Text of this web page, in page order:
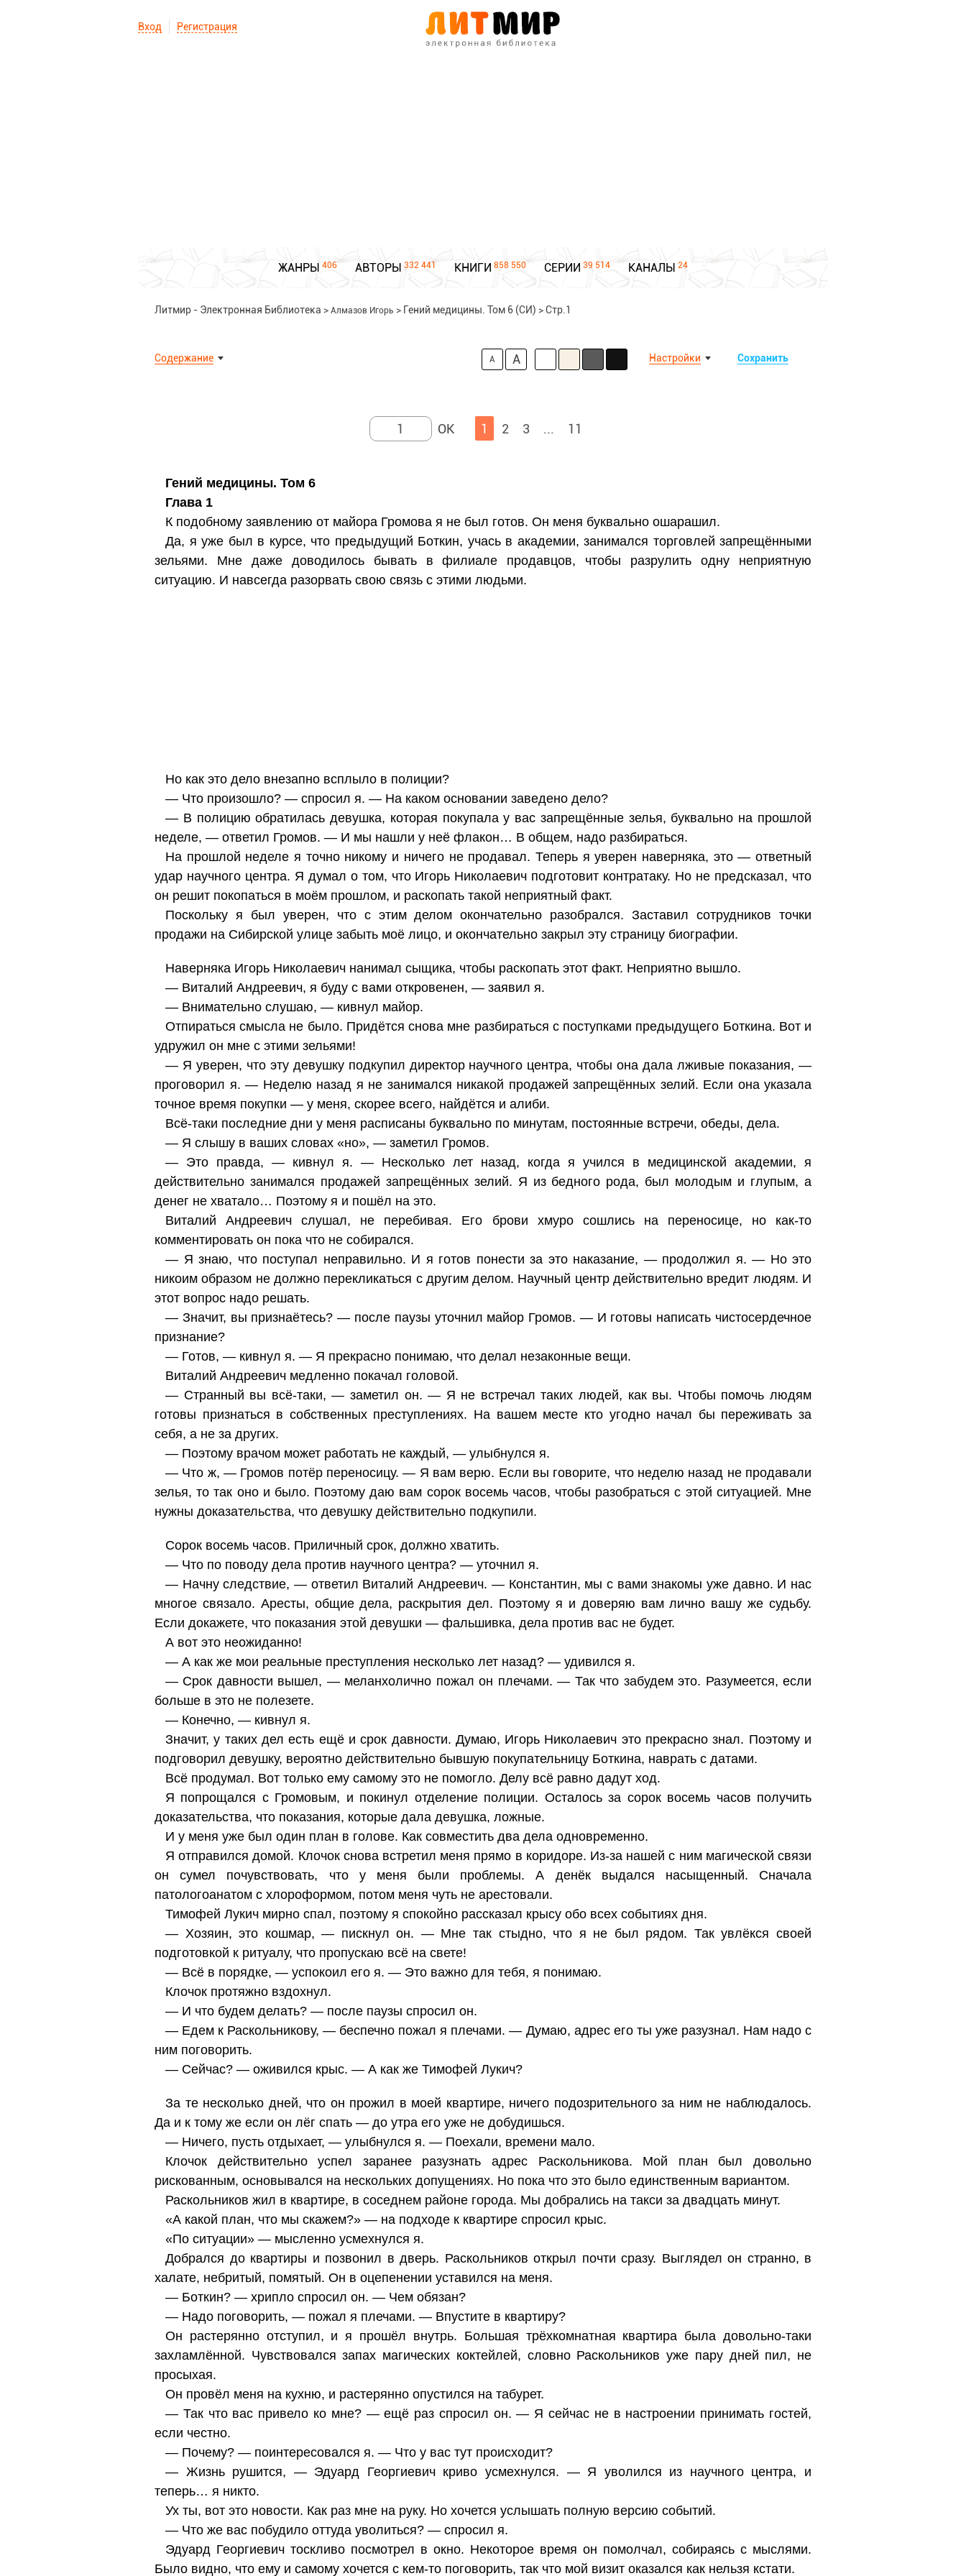
Вход Регистрация
ЖАНРЫ 406 АВТОРЫ 332 441 КНИГИ 858 550 СЕРИИ 39 514 КАНАЛЫ 24
Литмир - Электронная Библиотека > Алмазов Игорь > Гений медицины. Том 6 (СИ) >Стр.1
Содержание Сохранить
Настройки
A A
1 2 3 ... 11
Гений медицины. Том 6
Глава 1
К подобному заявлению от майора Громова я не был готов. Он меня буквально ошарашил.
Да, я уже был в курсе, что предыдущий Боткин, учась в академии, занимался торговлей запрещёнными
зельями. Мне даже доводилось бывать в филиале продавцов, чтобы разрулить одну неприятную
ситуацию. И навсегда разорвать свою связь с этими людьми.
Но как это дело внезапно всплыло в полиции?
— Что произошло? — спросил я. — На каком основании заведено дело?
— В полицию обратилась девушка, которая покупала у вас запрещённые зелья, буквально на прошлой
неделе, — ответил Громов. — И мы нашли у неё флакон… В общем, надо разбираться.
На прошлой неделе я точно никому и ничего не продавал. Теперь я уверен наверняка, это — ответный
удар научного центра. Я думал о том, что Игорь Николаевич подготовит контратаку. Но не предсказал, что
он решит покопаться в моём прошлом, и раскопать такой неприятный факт.
Поскольку я был уверен, что с этим делом окончательно разобрался. Заставил сотрудников точки
продажи на Сибирской улице забыть моё лицо, и окончательно закрыл эту страницу биографии.
Наверняка Игорь Николаевич нанимал сыщика, чтобы раскопать этот факт. Неприятно вышло.
— Виталий Андреевич, я буду с вами откровенен, — заявил я.
— Внимательно слушаю, — кивнул майор.
Отпираться смысла не было. Придётся снова мне разбираться с поступками предыдущего Боткина. Вот и
удружил он мне с этими зельями!
— Я уверен, что эту девушку подкупил директор научного центра, чтобы она дала лживые показания, —
проговорил я. — Неделю назад я не занимался никакой продажей запрещённых зелий. Если она указала
точное время покупки — у меня, скорее всего, найдётся и алиби.
Всё-таки последние дни у меня расписаны буквально по минутам, постоянные встречи, обеды, дела.
— Я слышу в ваших словах «но», — заметил Громов.
— Это правда, — кивнул я. — Несколько лет назад, когда я учился в медицинской академии, я
действительно занимался продажей запрещённых зелий. Я из бедного рода, был молодым и глупым, а
денег не хватало… Поэтому я и пошёл на это.
Виталий Андреевич слушал, не перебивая. Его брови хмуро сошлись на переносице, но как-то
комментировать он пока что не собирался.
— Я знаю, что поступал неправильно. И я готов понести за это наказание, — продолжил я. — Но это
никоим образом не должно перекликаться с другим делом. Научный центр действительно вредит людям. И
этот вопрос надо решать.
— Значит, вы признаётесь? — после паузы уточнил майор Громов. — И готовы написать чистосердечное
признание?
— Готов, — кивнул я. — Я прекрасно понимаю, что делал незаконные вещи.
Виталий Андреевич медленно покачал головой.
— Странный вы всё-таки, — заметил он. — Я не встречал таких людей, как вы. Чтобы помочь людям
готовы признаться в собственных преступлениях. На вашем месте кто угодно начал бы переживать за
себя, а не за других.
— Поэтому врачом может работать не каждый, — улыбнулся я.
— Что ж, — Громов потёр переносицу. — Я вам верю. Если вы говорите, что неделю назад не продавали
зелья, то так оно и было. Поэтому даю вам сорок восемь часов, чтобы разобраться с этой ситуацией. Мне
нужны доказательства, что девушку действительно подкупили.
Сорок восемь часов. Приличный срок, должно хватить.
— Что по поводу дела против научного центра? — уточнил я.
— Начну следствие, — ответил Виталий Андреевич. — Константин, мы с вами знакомы уже давно. И нас
многое связало. Аресты, общие дела, раскрытия дел. Поэтому я и доверяю вам лично вашу же судьбу.
Если докажете, что показания этой девушки — фальшивка, дела против вас не будет.
А вот это неожиданно!
— А как же мои реальные преступления несколько лет назад? — удивился я.
— Срок давности вышел, — меланхолично пожал он плечами. — Так что забудем это. Разумеется, если
больше в это не полезете.
— Конечно, — кивнул я.
Значит, у таких дел есть ещё и срок давности. Думаю, Игорь Николаевич это прекрасно знал. Поэтому и
подговорил девушку, вероятно действительно бывшую покупательницу Боткина, наврать с датами.
Всё продумал. Вот только ему самому это не помогло. Делу всё равно дадут ход.
Я попрощался с Громовым, и покинул отделение полиции. Осталось за сорок восемь часов получить
доказательства, что показания, которые дала девушка, ложные.
И у меня уже был один план в голове. Как совместить два дела одновременно.
Я отправился домой. Клочок снова встретил меня прямо в коридоре. Из-за нашей с ним магической связи
он сумел почувствовать, что у меня были проблемы. А денёк выдался насыщенный. Сначала
патологоанатом с хлороформом, потом меня чуть не арестовали.
Тимофей Лукич мирно спал, поэтому я спокойно рассказал крысу обо всех событиях дня.
— Хозяин, это кошмар, — пискнул он. — Мне так стыдно, что я не был рядом. Так увлёкся своей
подготовкой к ритуалу, что пропускаю всё на свете!
— Всё в порядке, — успокоил его я. — Это важно для тебя, я понимаю.
Клочок протяжно вздохнул.
— И что будем делать? — после паузы спросил он.
— Едем к Раскольникову, — беспечно пожал я плечами. — Думаю, адрес его ты уже разузнал. Нам надо с
ним поговорить.
— Сейчас? — оживился крыс. — А как же Тимофей Лукич?
За те несколько дней, что он прожил в моей квартире, ничего подозрительного за ним не наблюдалось.
Да и к тому же если он лёг спать — до утра его уже не добудишься.
— Ничего, пусть отдыхает, — улыбнулся я. — Поехали, времени мало.
Клочок действительно успел заранее разузнать адрес Раскольникова. Мой план был довольно
рискованным, основывался на нескольких допущениях. Но пока что это было единственным вариантом.
Раскольников жил в квартире, в соседнем районе города. Мы добрались на такси за двадцать минут.
«А какой план, что мы скажем?» — на подходе к квартире спросил крыс.
«По ситуации» — мысленно усмехнулся я.
Добрался до квартиры и позвонил в дверь. Раскольников открыл почти сразу. Выглядел он странно, в
халате, небритый, помятый. Он в оцепенении уставился на меня.
— Боткин? — хрипло спросил он. — Чем обязан?
— Надо поговорить, — пожал я плечами. — Впустите в квартиру?
Он растерянно отступил, и я прошёл внутрь. Большая трёхкомнатная квартира была довольно-таки
захламлённой. Чувствовался запах магических коктейлей, словно Раскольников уже пару дней пил, не
просыхая.
Он провёл меня на кухню, и растерянно опустился на табурет.
— Так что вас привело ко мне? — ещё раз спросил он. — Я сейчас не в настроении принимать гостей,
если честно.
— Почему? — поинтересовался я. — Что у вас тут происходит?
— Жизнь рушится, — Эдуард Георгиевич криво усмехнулся. — Я уволился из научного центра, и
теперь… я никто.
Ух ты, вот это новости. Как раз мне на руку. Но хочется услышать полную версию событий.
— Что же вас побудило оттуда уволиться? — спросил я.
Эдуард Георгиевич тоскливо посмотрел в окно. Некоторое время он помолчал, собираясь с мыслями.
Было видно, что ему и самому хочется с кем-то поговорить, так что мой визит оказался как нельзя кстати.